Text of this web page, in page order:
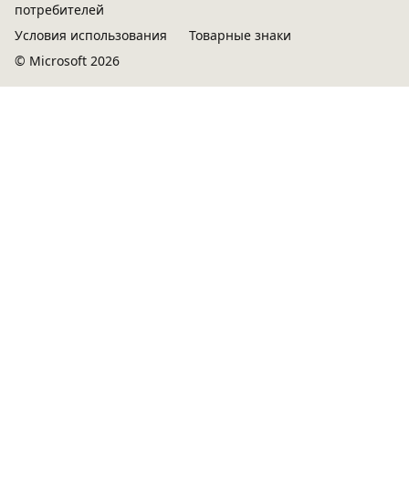
потребителей
Условия использования
Товарные знаки
© Microsoft 2026